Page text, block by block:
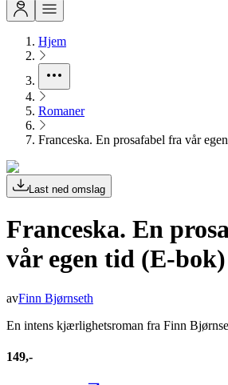
Hjem
Romaner
Franceska. En prosafabel fra vår
Last ned omslag
Franceska. En
vår egen tid (E-bok)
avFinn Bjørnseth
En intens kjærlighetsroman fra Finn
149,-